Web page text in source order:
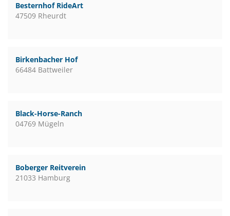
Besternhof RideArt
47509 Rheurdt
Birkenbacher Hof
66484 Battweiler
Black-Horse-Ranch
04769 Mügeln
Boberger Reitverein
21033 Hamburg